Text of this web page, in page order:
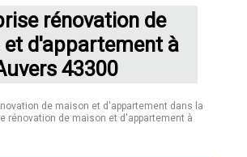
rénovation de
et d'appartement à
43300
de maison et d'appartement dans la
rénovation de maison et d'appartement à